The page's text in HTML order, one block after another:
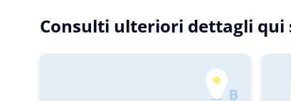
Consulti ulteriori dettagli qui